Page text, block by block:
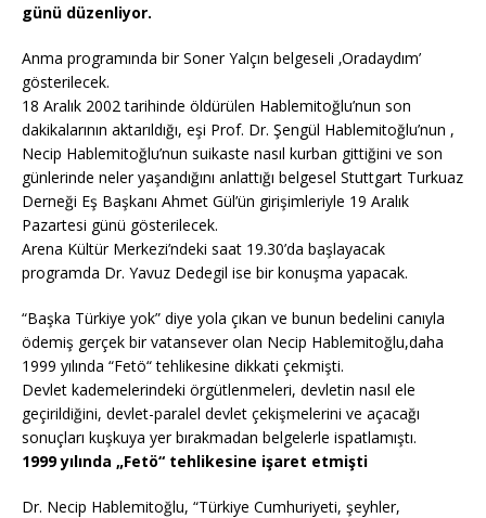
günü düzenliyor.
Anma programında bir Soner Yalçın belgeseli ‚Oradaydım’
gösterilecek.
18 Aralık 2002 tarihinde öldürülen Hablemitoğlu’nun son
dakikalarının aktarıldığı, eşi Prof. Dr. Şengül Hablemitoğlu’nun ,
Necip Hablemitoğlu’nun suikaste nasıl kurban gittiğini ve son
günlerinde neler yaşandığını anlattığı belgesel Stuttgart Turkuaz
Derneği Eş Başkanı Ahmet Gül’ün girişimleriyle 19 Aralık
Pazartesi günü gösterilecek.
Arena Kültür Merkezi’ndeki saat 19.30’da başlayacak
programda Dr. Yavuz Dedegil ise bir konuşma yapacak.
“Başka Türkiye yok” diye yola çıkan ve bunun bedelini canıyla
ödemiş gerçek bir vatansever olan Necip Hablemitoğlu,daha
1999 yılında “Fetö“ tehlikesine dikkati çekmişti.
Devlet kademelerindeki örgütlenmeleri, devletin nasıl ele
geçirildiğini, devlet-paralel devlet çekişmelerini ve açacağı
sonuçları kuşkuya yer bırakmadan belgelerle ispatlamıştı.
1999 yılında „Fetö“ tehlikesine işaret etmişti
Dr. Necip Hablemitoğlu, “Türkiye Cumhuriyeti, şeyhler,